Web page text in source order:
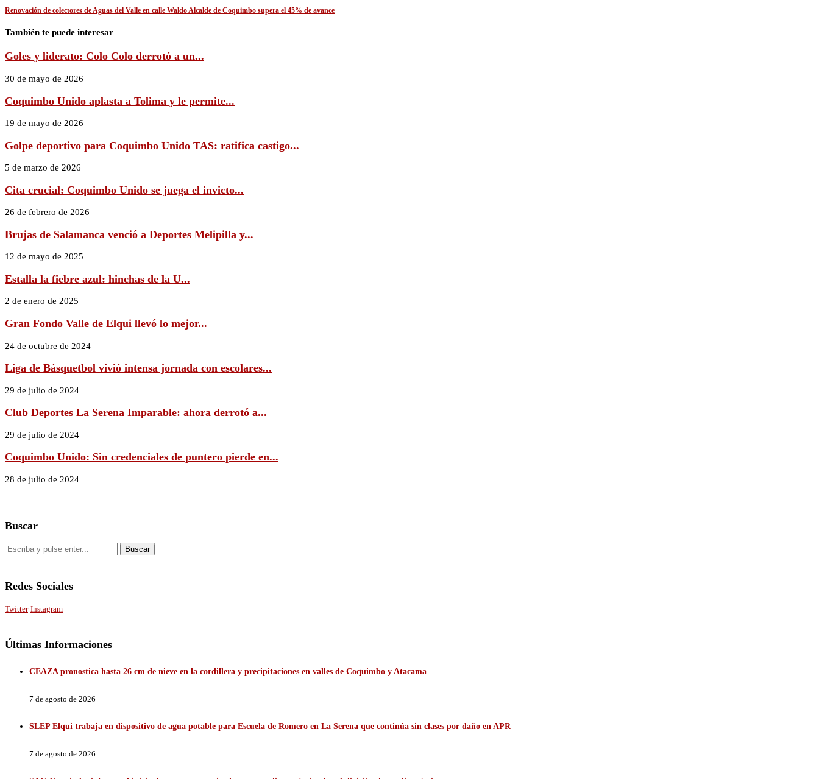
Renovación de colectores de Aguas del Valle en calle Waldo Alcalde de Coquimbo supera el 45% de avance
También te puede interesar
Goles y liderato: Colo Colo derrotó a un...
30 de mayo de 2026
Coquimbo Unido aplasta a Tolima y le permite...
19 de mayo de 2026
Golpe deportivo para Coquimbo Unido TAS: ratifica castigo...
5 de marzo de 2026
Cita crucial: Coquimbo Unido se juega el invicto...
26 de febrero de 2026
Brujas de Salamanca venció a Deportes Melipilla y...
12 de mayo de 2025
Estalla la fiebre azul: hinchas de la U...
2 de enero de 2025
Gran Fondo Valle de Elqui llevó lo mejor...
24 de octubre de 2024
Liga de Básquetbol vivió intensa jornada con escolares...
29 de julio de 2024
Club Deportes La Serena Imparable: ahora derrotó a...
29 de julio de 2024
Coquimbo Unido: Sin credenciales de puntero pierde en...
28 de julio de 2024
Buscar
Redes Sociales
Twitter Instagram
Últimas Informaciones
CEAZA pronostica hasta 26 cm de nieve en la cordillera y precipitaciones en valles de Coquimbo y Atacama
7 de agosto de 2026
SLEP Elqui trabaja en dispositivo de agua potable para Escuela de Romero en La Serena que continúa sin clases por daño en APR
7 de agosto de 2026